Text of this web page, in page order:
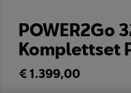
POWER2Go
Komplettset
€1.399,00